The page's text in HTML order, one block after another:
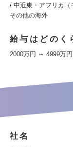
/ 中近東・アフリカ（
その他の海外
給与はどのく
2000万円 ～ 4999万
社名